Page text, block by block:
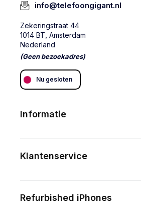
info@telefoongigant.nl
Zekeringstraat 44
1014 BT, Amsterdam
Nederland
(Geen bezoekadres)
Nu gesloten
Informatie
Klantenservice
Refurbished iPhones